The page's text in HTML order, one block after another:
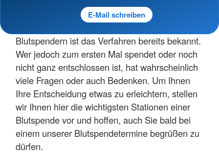
E-Mail schreiben
Blutspendern ist das Verfahren bereits bekannt.
Wer jedoch zum ersten Mal spendet oder noch
nicht ganz entschlossen ist, hat wahrscheinlich
viele Fragen oder auch Bedenken. Um Ihnen
Ihre Entscheidung etwas zu erleichtern, stellen
wir Ihnen hier die wichtigsten Stationen einer
Blutspende vor und hoffen, auch Sie bald bei
einem unserer Blutspendetermine begrüßen zu
dürfen.